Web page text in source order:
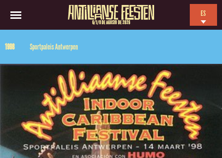
6/7/8 DE AGOSTO DE 2026
ES
1998 Sportpaleis Antwerpen